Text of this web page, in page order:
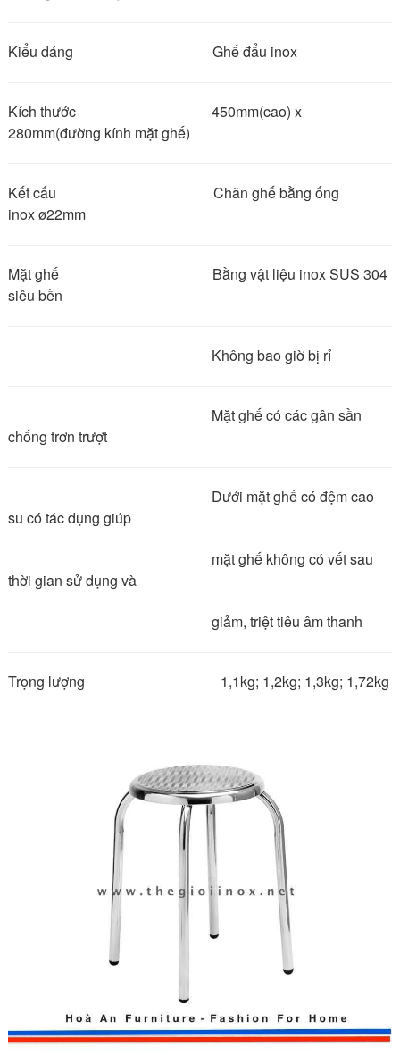
Kiểu dáng Ghế đẩu inox
Kích thước 450mm(cao) x
280mm(đường kính mặt ghế)
Kết cấu Chân ghế bằng ống
inox ø22mm
Mặt ghế Bằng vật liệu inox SUS 304
siêu bền
Không bao giờ bị rỉ
Mặt ghế có các gân sần
chống trơn trượt
Dưới mặt ghế có đệm cao
su có tác dụng giúp
mặt ghế không có vết sau
thời gian sử dụng và
giảm, triệt tiêu âm thanh
Trọng lượng 1,1kg; 1,2kg; 1,3kg; 1,72kg